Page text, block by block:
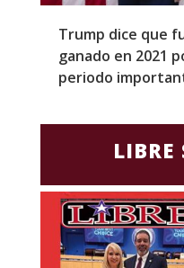
Trump dice que
ganado en 2021
periodo
LIBRE